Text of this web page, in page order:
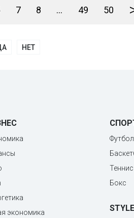
7 8 ... 49 50
НЕТ
экономика
Футбол
Теннис
Бокс